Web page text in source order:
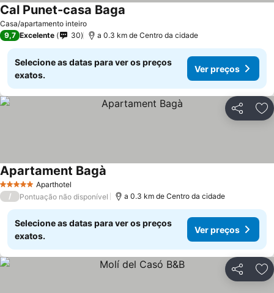
Casa/apartamento inteiro
Cal Punet-casa Baga
9,7 Excelente 30 a 0.3 km de Centro da cidade
Selecione as datas para ver os preços
exatos.
Ver preços
Partilhar
5 Estrelas Aparthotel
Apartament Bagà
/ Pontuação não disponível a 0.3 km de Centro da cidade
Selecione as datas para ver os preços
exatos.
Ver preços
Partilhar